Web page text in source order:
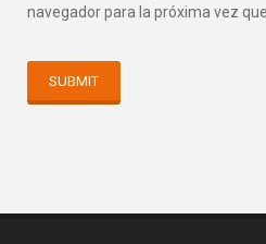
navegador para la próxima vez